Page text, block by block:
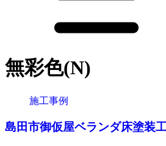
無彩色(N)
施工事例
島田市御仮屋ベランダ床塗装